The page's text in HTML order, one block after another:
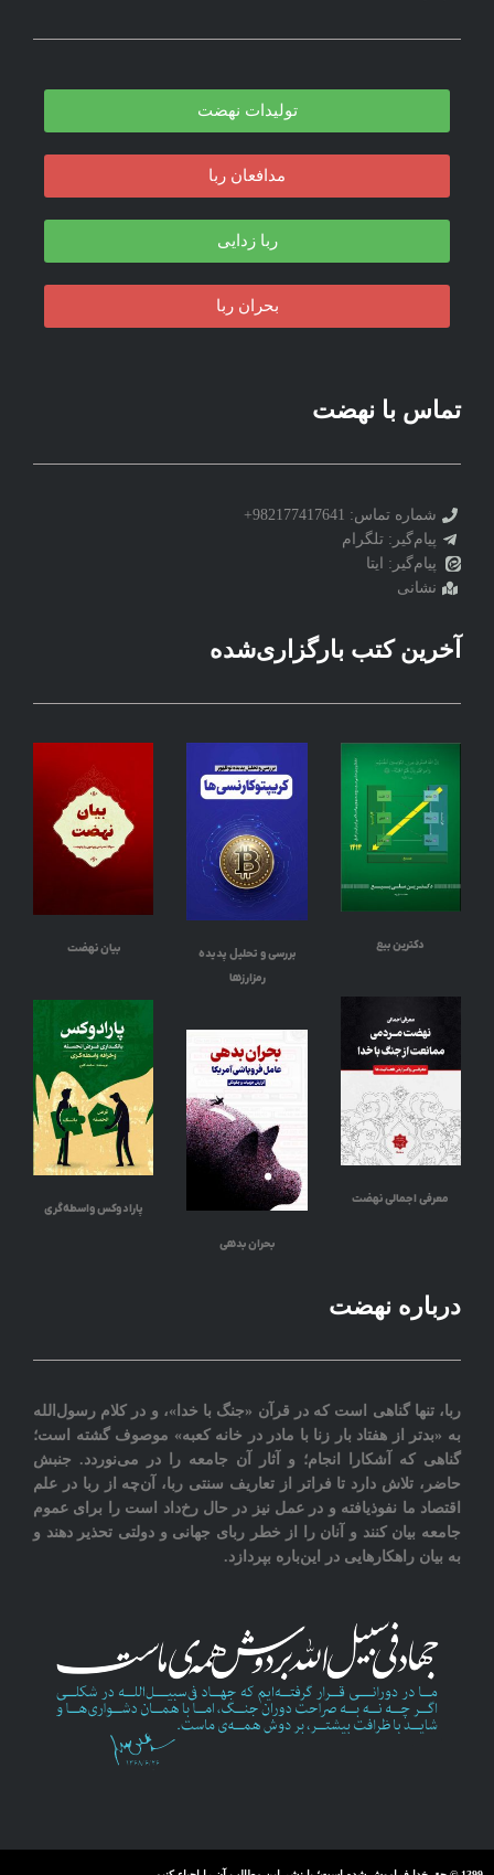
تولیدات نهضت
مدافعان ربا
ربا زدایی
بحران ربا
تماس با نهضت
شماره تماس: 982177417641+
پیام‌گیر: تلگرام
پیام‌گیر: ایتا
نشانی
آخرین کتب بارگزاری‌شده
دکترین بیع
بررسی و تحلیل پدیده
رمزارزها
بیان نهضت
معرفی اجمالی نهضت
بحران بدهی
پارادوکس واسطه‌گری
درباره نهضت
ربا، تنها گناهی است که در قرآن «جنگ با خدا»، و در کلام رسول‌الله
به «بدتر از هفتاد بار زنا با مادر در خانه کعبه» موصوف گشته است؛
گناهی که آشکارا انجام؛ و آثار آن جامعه را در می‌نوردد‎. جنبش
حاضر، تلاش دارد تا فراتر از تعاريف سنتی ربا، آن‌چه از ربا در علم
اقتصاد ما نفوذیافته و در عمل نیز در حال رخ‌داد است را برای عموم
جامعه بيان کنند و آنان را از خطر ربای جهانی و دولتی تحذیر دهند و
به بیان راهکارهایی در این‌باره بپردازد.